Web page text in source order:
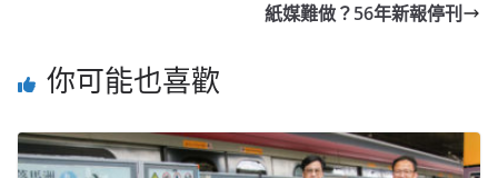
紙媒難做？56年新報停刊
你可能也喜歡